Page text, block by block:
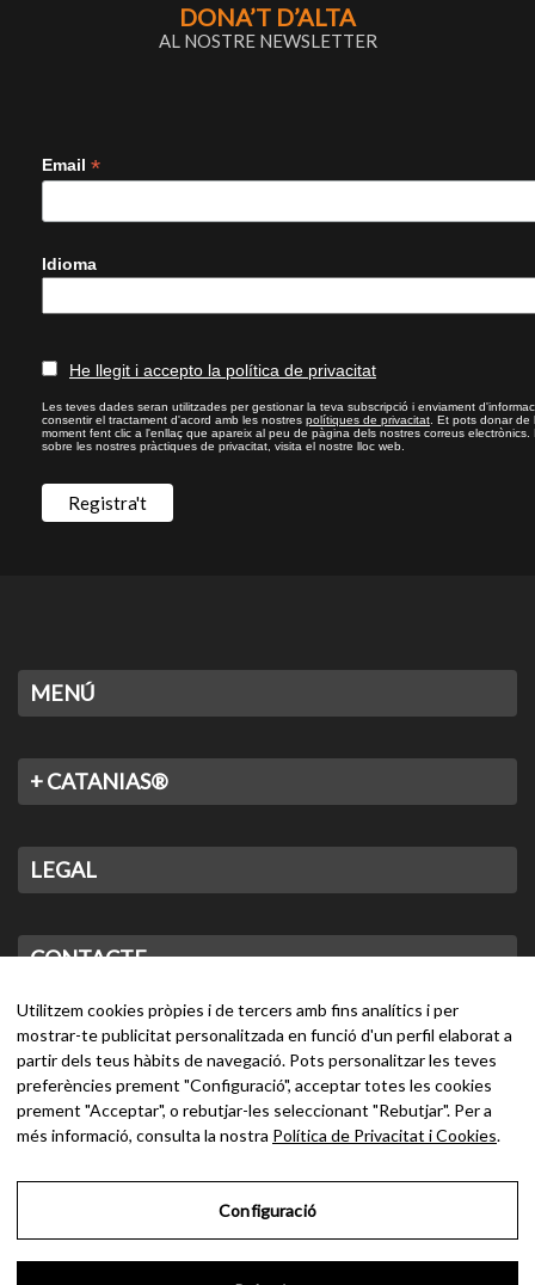
DONA’T D’ALTA
AL NOSTRE NEWSLETTER
Email *
Idioma
He llegit i accepto la política de privacitat
Les teves dades seran utilitzades per gestionar la teva subscripció i enviament
consentir el tractament d'acord amb les nostres polítiques de privacitat . Et pots donar
moment fent clic a l'enllaç que apareix al peu de pàgina dels nostres correus electrònics.
sobre les nostres pràctiques de privacitat, visita el nostre lloc web.
MENÚ
+ CATANIAS®
LEGAL
CONTACTE
Utilitzem cookies pròpies i de tercers amb fins analítics i per
mostrar-te publicitat personalitzada en funció d'un perfil elaborat a
partir dels teus hàbits de navegació. Pots personalitzar les teves
preferències prement "Configuració", acceptar totes les cookies
prement "Acceptar", o rebutjar-les seleccionant "Rebutjar". Per a
més informació, consulta la nostra Política de Privacitat i Cookies.
Configuració